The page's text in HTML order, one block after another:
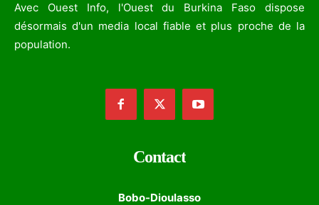
Avec Ouest Info, l'Ouest du Burkina Faso dispose
désormais d'un media local fiable et plus proche de la
population.
Contact
Bobo-Dioulasso